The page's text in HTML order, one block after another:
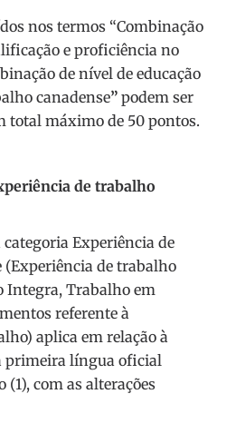
nos termos “Combinação
e proficiência no
de nível de educação
canadense” podem ser
total máximo de 50 pontos.
de trabalho
Experiência de
(Experiência de trabalho
Integra, Trabalho em
referente à
aplica em relação à
primeira língua oficial
com as alterações